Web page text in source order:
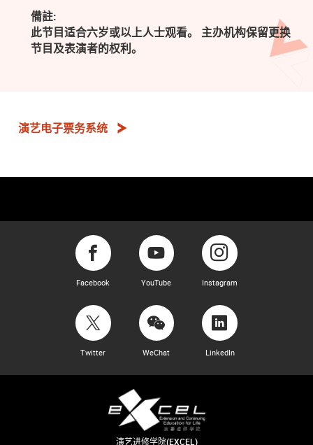
備註:
此节目适合六岁或以上人士观看。 主办机构保留更换
节目及表演者的权利。
演艺电子票务系统
Facebook YouTube Instagram
Twitter WeChat LinkedIn
演艺进修学院(EXCEL)